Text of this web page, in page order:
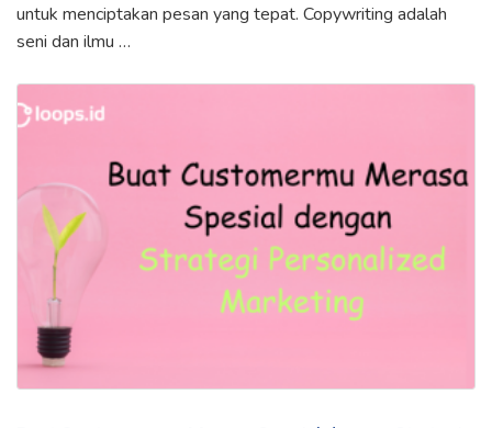
untuk menciptakan pesan yang tepat. Copywriting adalah
seni dan ilmu …